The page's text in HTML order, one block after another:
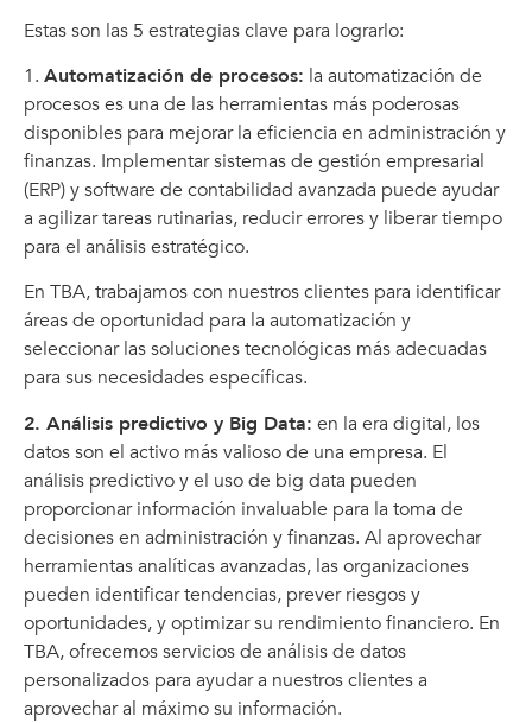
Estas son las 5 estrategias clave para lograrlo:
1. Automatización de procesos: la automatización de
procesos es una de las herramientas más poderosas
disponibles para mejorar la eficiencia en administración y
finanzas. Implementar sistemas de gestión empresarial
(ERP) y software de contabilidad avanzada puede ayudar
a agilizar tareas rutinarias, reducir errores y liberar tiempo
para el análisis estratégico.
En TBA, trabajamos con nuestros clientes para identificar
áreas de oportunidad para la automatización y
seleccionar las soluciones tecnológicas más adecuadas
para sus necesidades específicas.
2. Análisis predictivo y Big Data: en la era digital, los
datos son el activo más valioso de una empresa. El
análisis predictivo y el uso de big data pueden
proporcionar información invaluable para la toma de
decisiones en administración y finanzas. Al aprovechar
herramientas analíticas avanzadas, las organizaciones
pueden identificar tendencias, prever riesgos y
oportunidades, y optimizar su rendimiento financiero. En
TBA, ofrecemos servicios de análisis de datos
personalizados para ayudar a nuestros clientes a
aprovechar al máximo su información.